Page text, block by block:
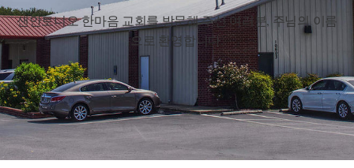
샌안토니오 한마음 교회를 방문해 주신 여러분, 주님의 이름
으로 환영합니다.